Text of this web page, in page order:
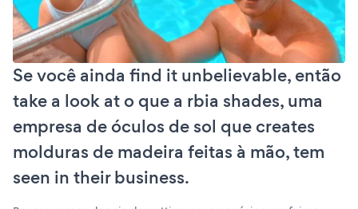
Se você ainda find it unbelievable, então
take a look at o que a rbia shades, uma
empresa de óculos de sol que creates
molduras de madeira feitas à mão, tem
seen in their business.